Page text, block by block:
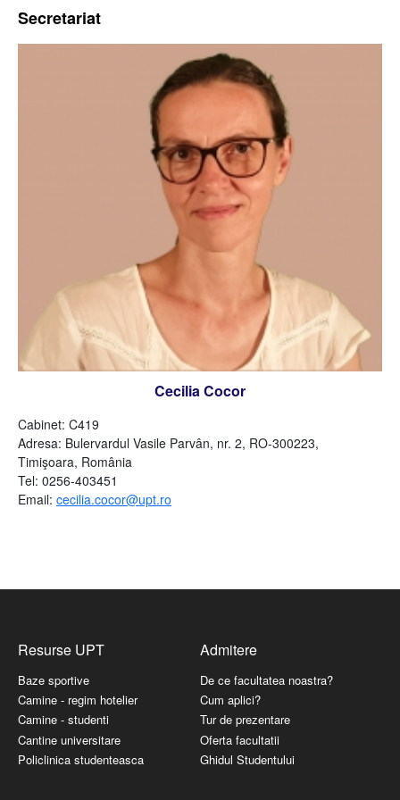
Secretariat
Cecilia Cocor
Cabinet: C419
Adresa: Bulervardul Vasile Parvân, nr. 2, RO-300223,
Timişoara, România
Tel: 0256-403451
Email: cecilia.cocor@upt.ro
Resurse UPT
Baze sportive
Camine - regim hotelier
Camine - studenti
Cantine universitare
Policlinica studenteasca
Admitere
De ce facultatea noastra?
Cum aplici?
Tur de prezentare
Oferta facultatii
Ghidul Studentului